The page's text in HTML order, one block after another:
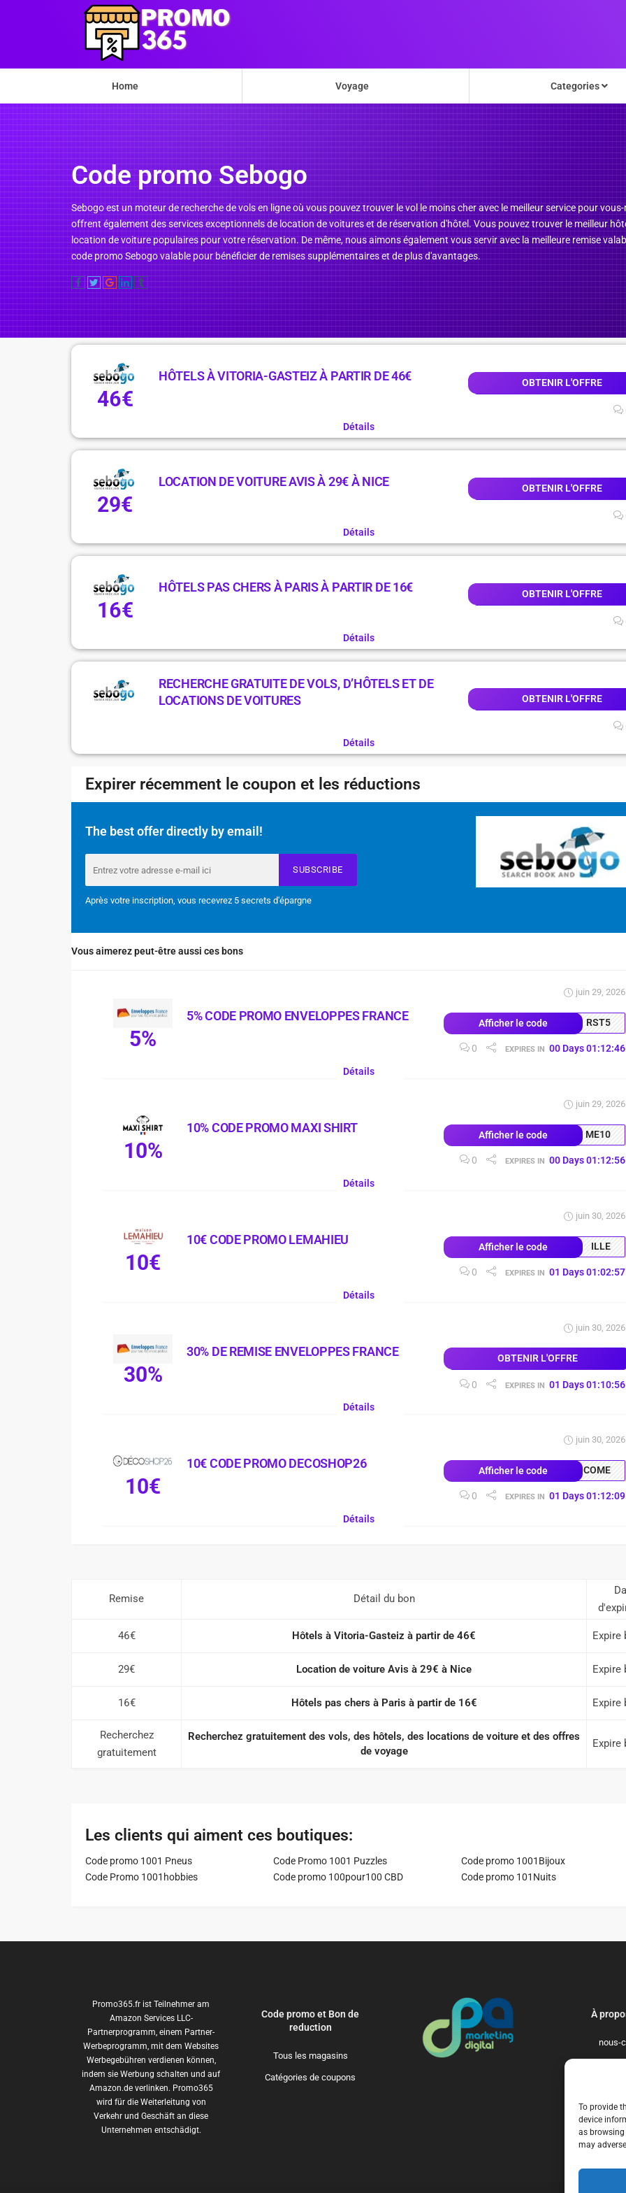
To provide
device
as
may
Home Voyage Categories
Code promo Sebogo
Sebogo est un moteur de recherche de vols en ligne où vous pouvez trouver le vol le moins cher avec le meilleur service pour
offrent également des services exceptionnels de location de voitures et de réservation d'hôtel. Vous pouvez trouver le meilleur
location de voiture populaires pour votre réservation. De même, nous aimons également vous servir avec la meilleure remise
code promo Sebogo valable pour bénéficier de remises supplémentaires et de plus d'avantages.
46€
HÔTELS À VITORIA-GASTEIZ À PARTIR DE 46€ OBTENIR L'OFFRE
Détails
29€
LOCATION DE VOITURE AVIS À 29€ À NICE OBTENIR L'OFFRE
Détails
16€
HÔTELS PAS CHERS À PARIS À PARTIR DE 16€ OBTENIR L'OFFRE
Détails
RECHERCHE GRATUITE DE VOLS, D’HÔTELS ET DE
LOCATIONS DE VOITURES
OBTENIR L'OFFRE
Détails
Expirer récemment le coupon et les réductions
The best offer directly by email!
SUBSCRIBE
Après votre inscription, vous recevrez 5 secrets d'épargne
Vous aimerez peut-être aussi ces bons
5%
5% CODE PROMO ENVELOPPES FRANCE
juin 29, 2026
Afficher le code RST5
0 EXPIRES IN 00 Days 01:12:45
Détails
10%
10% CODE PROMO MAXI SHIRT
juin 29, 2026
Afficher le code ME10
0 EXPIRES IN 00 Days 01:12:55
Détails
10€
10€ CODE PROMO LEMAHIEU
juin 30, 2026
Afficher le code ILLE
0 EXPIRES IN 01 Days 01:02:56
Détails
30%
30% DE REMISE ENVELOPPES FRANCE
juin 30, 2026
OBTENIR L'OFFRE
0 EXPIRES IN 01 Days 01:10:55
Détails
10€
10€ CODE PROMO DECOSHOP26
juin 30, 2026
Afficher le code COME
0 EXPIRES IN 01 Days 01:12:08
Détails
Remise Détail du bon
46€ Hôtels à Vitoria-Gasteiz à partir de 46€ Expire
29€ Location de voiture Avis à 29€ à Nice Expire
16€ Hôtels pas chers à Paris à partir de 16€ Expire
Recherchez
gratuitement
Recherchez gratuitement des vols, des hôtels, des locations de voiture et des offres
de voyage
Expire
Les clients qui aiment ces boutiques:
Code promo 1001 Pneus Code Promo 1001 Puzzles
Code promo 1001Bijoux
Code Promo 1001hobbies
Code promo 100pour100 CBD Code promo 101Nuits
Promo365.fr ist Teilnehmer am
Amazon Services LLC-
Partnerprogramm, einem Partner-
Werbeprogramm, mit dem Websites
Werbegebühren verdienen können,
indem sie Werbung schalten und auf
Amazon.de verlinken. Promo365
wird für die Weiterleitung von
Verkehr und Geschäft an diese
Unternehmen entschädigt.
Code promo et Bon de
reduction
Tous les magasins
Catégories de coupons
À
nous-